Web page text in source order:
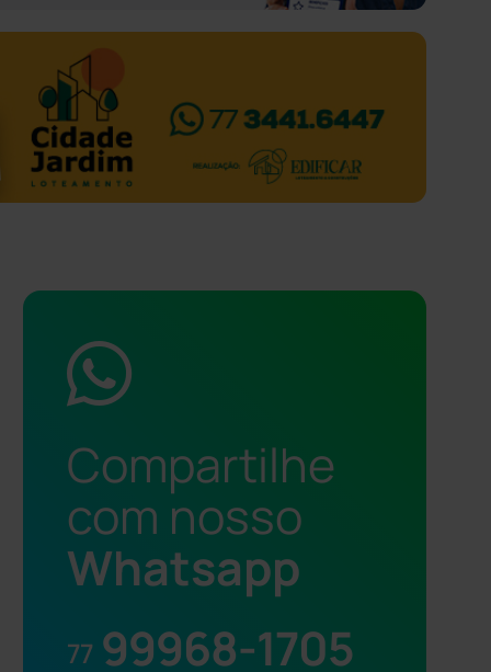
Compartilhe
com nosso
Whatsapp
77 99968-1705